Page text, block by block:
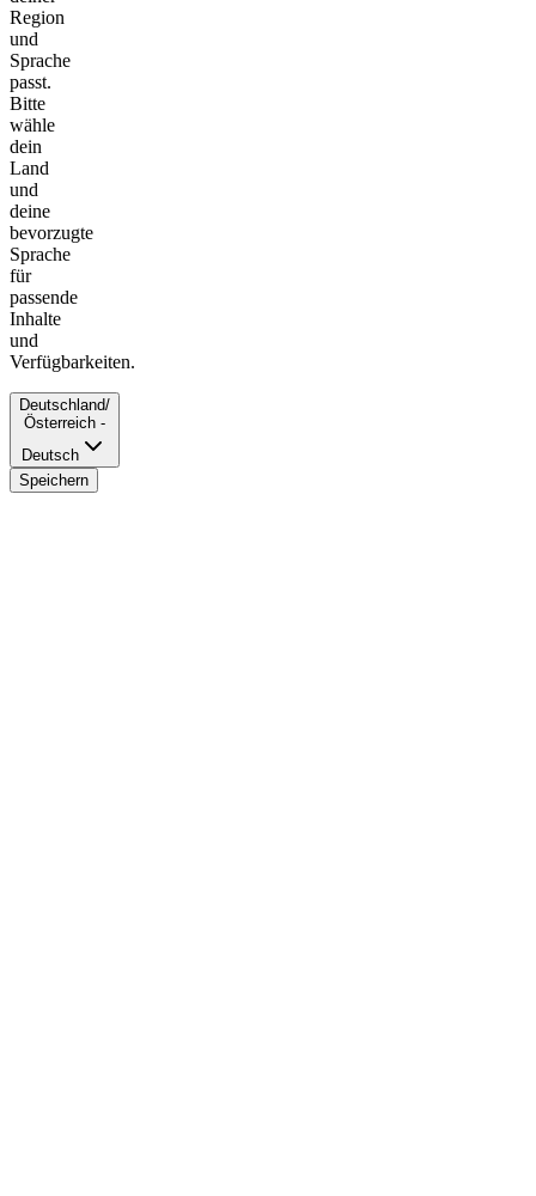
Region
und
Sprache
passt.
Bitte
wähle
dein
Land
und
deine
bevorzugte
Sprache
für
passende
Inhalte
und
Verfügbarkeiten.
Deutschland/
Österreich -
Deutsch
Speichern